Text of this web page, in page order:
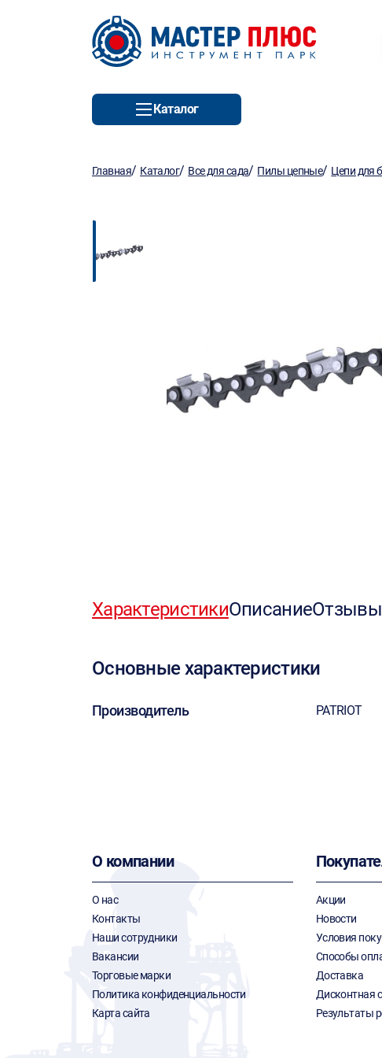
Каталог
Главная/ Каталог/ Все для сада/ Пилы цепные/ Цепи для
ХарактеристикиОписаниеОтзывы
Основные характеристики
Производитель PATRIOT
О компании
О нас
Контакты
Наши сотрудники
Вакансии
Торговые марки
Политика конфиденциальности
Карта сайта
Акции
Новости
Условия
Способы
Доставка
Дисконтная
Результаты